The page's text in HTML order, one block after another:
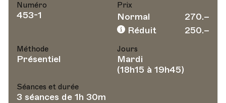
Numéro
453-1
Prix
Normal
270.–
Réduit
250.–
Méthode
Présentiel
Jours
Mardi
(18h15 à 19h45)
Séances et durée
3 séances de 1h 30m